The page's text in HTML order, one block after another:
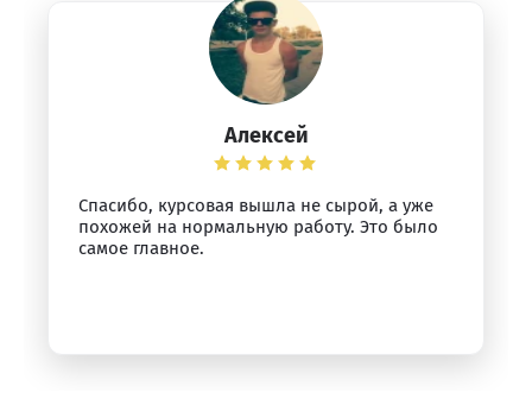
Алексей
Спасибо, курсовая вышла не сырой, а уже
похожей на нормальную работу. Это было
самое главное.